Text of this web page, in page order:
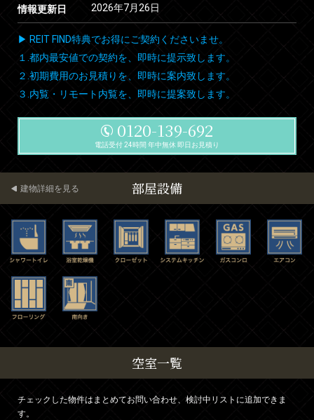
情報更新日 2026年7月26日
▶ REIT FIND特典でお得にご契約くださいませ。
１.都内最安値での契約を、即時に提示致します。
２.初期費用のお見積りを、即時に案内致します。
３.内覧・リモート内覧を、即時に提案致します。
0120-139-692
電話受付 24時間 年中無休 即日お見積り
部屋設備
建物詳細を見る
空室一覧
チェックした物件はまとめてお問い合わせ、検討中リストに追加できま
す。